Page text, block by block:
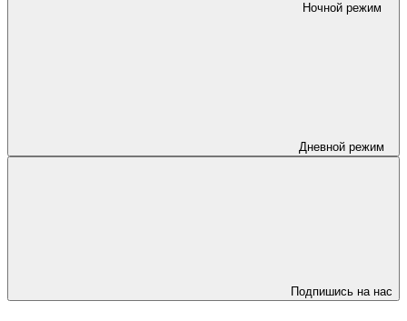
Ночной режим
Дневной режим
Подпишись на нас